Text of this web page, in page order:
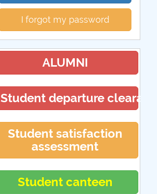
I forgot my password
ALUMNI
Student departure
Student satisfaction
assessment
Student canteen